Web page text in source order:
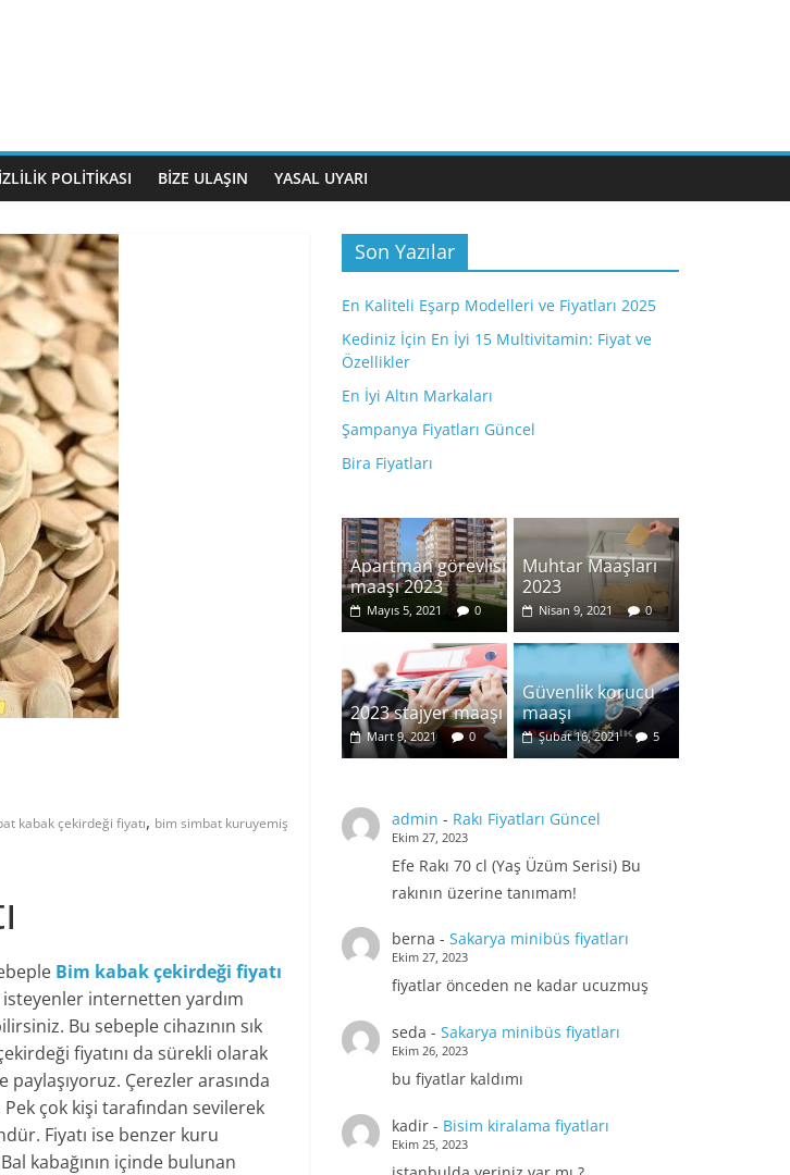
POLITIKASI BIZE ULAŞIN YASAL UYARI
kabak çekirdeği fiyatı, bim simbat kuruyemiş
Bim kabak çekirdeği fiyatı
internetten yardım
Bu sebeple cihazının sık
fiyatını da sürekli olarak
Çerezler arasında
çok kişi tarafından sevilerek
Fiyatı ise benzer kuru
kabağının içinde bulunan
Son Yazılar
En Kaliteli Eşarp Modelleri ve Fiyatları 2025
Kediniz İçin En İyi 15 Multivitamin: Fiyat ve
Özellikler
En İyi Altın Markaları
Şampanya Fiyatları Güncel
Bira Fiyatları
Apartman görevlisi
maaşı 2023
Mayıs 5, 2021 0
Muhtar Maaşları
2023
Nisan 9, 2021 0
2023 stajyer maaşı
Mart 9, 2021 0
Güvenlik korucu
maaşı
Şubat 16, 2021 5
admin - Rakı Fiyatları Güncel
Ekim 27, 2023
Efe Rakı 70 cl (Yaş Üzüm Serisi) Bu
rakının üzerine tanımam!
berna - Sakarya minibüs fiyatları
Ekim 27, 2023
fiyatlar önceden ne kadar ucuzmuş
seda - Sakarya minibüs fiyatları
Ekim 26, 2023
bu fiyatlar kaldımı
kadir- Bisim kiralama fiyatları
Ekim 25, 2023